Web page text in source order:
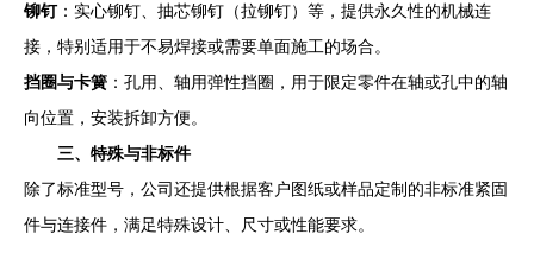
铆钉：实心铆钉、抽芯铆钉（拉铆钉）等，提供永久性的机械连
接，特别适用于不易焊接或需要单面施工的场合。
挡圈与卡簧 ：孔用、轴用弹性挡圈，用于限定零件在轴或孔中的轴
向位置，安装拆卸方便。
三、特殊与非标件
除了标准型号，公司还提供根据客户图纸或样品定制的非标准紧固
件与连接件，满足特殊设计、尺寸或性能要求。